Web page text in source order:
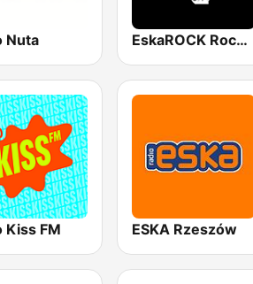
Nuta EskaROCK Rock Ballads
Kiss FM ESKA Rzeszów